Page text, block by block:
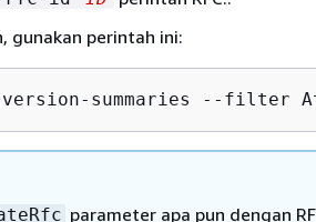
gunakan perintah ini:
summaries --filter
parameter apa pun dengan